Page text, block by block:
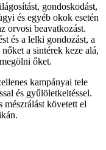
gondoskodást,
és egyéb okok esetén
orvosi beavatkozást.
és a lelki gondozást, a
a sintérek keze alá,
őket.
kampányai tele
és gyűlöletkeltéssel.
követett el